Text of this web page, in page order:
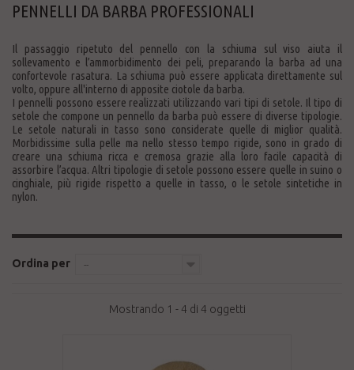
PENNELLI DA BARBA PROFESSIONALI
Il passaggio ripetuto del pennello con la schiuma sul viso aiuta il
sollevamento e l’ammorbidimento dei peli, preparando la barba ad una
confortevole rasatura. La schiuma può essere applicata direttamente sul
volto, oppure all'interno di apposite ciotole da barba.
I pennelli possono essere realizzati utilizzando vari tipi di setole. Il tipo di
setole che compone un pennello da barba può essere di diverse tipologie.
Le setole naturali in tasso sono considerate quelle di miglior qualità.
Morbidissime sulla pelle ma nello stesso tempo rigide, sono in grado di
creare una schiuma ricca e cremosa grazie alla loro facile capacità di
assorbire l’acqua. Altri tipologie di setole possono essere quelle in suino o
cinghiale, più rigide rispetto a quelle in tasso, o le setole sintetiche in
nylon.
Ordina per --
Mostrando 1 - 4 di 4 oggetti